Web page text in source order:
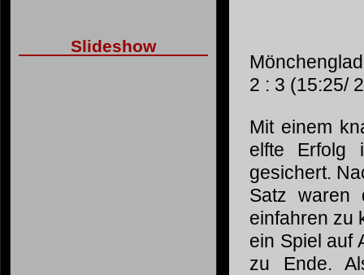
2 : 3 (15:25/
Mit einem
elfte Erfolg
gesichert.
Satz waren
einfahren zu
ein Spiel auf
zu Ende.
Slideshow